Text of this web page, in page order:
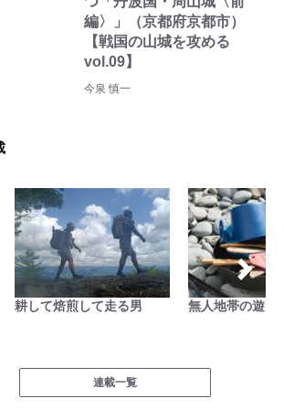
編〉」（京都府京都市）
【戦国の山城を攻める
vol.09】
今泉 慎一
耕して焙煎して走る男 無人地帯の遊び方
連載一覧